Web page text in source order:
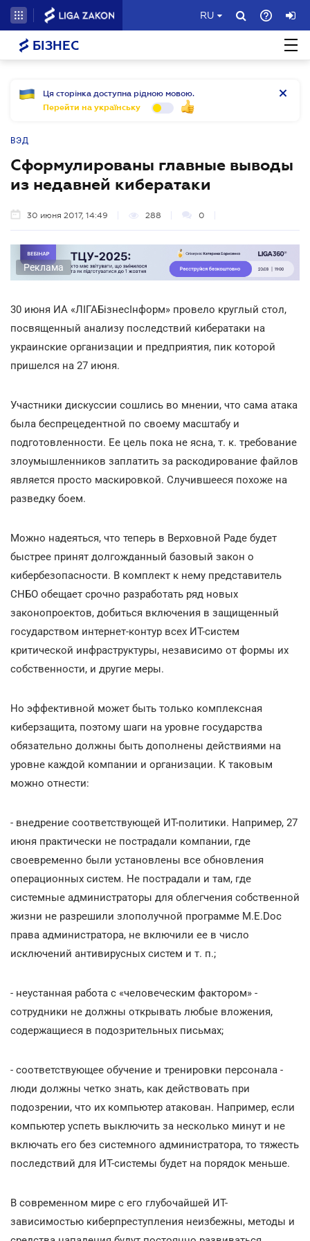
RU
БІЗНЕС
Ця сторінка доступна рідною мовою.
Перейти на українську
ВЭД
Сформулированы главные выводы
из недавней кибератаки
30 июня 2017, 14:49 288 0
Реклама
30 июня ИА «ЛІГАБізнесІнформ» провело круглый стол,
посвященный анализу последствий кибератаки на
украинские организации и предприятия, пик которой
пришелся на 27 июня.
Участники дискуссии сошлись во мнении, что сама атака
была беспрецедентной по своему масштабу и
подготовленности. Ее цель пока не ясна, т. к. требование
злоумышленников заплатить за раскодирование файлов
является просто маскировкой. Случившееся похоже на
разведку боем.
Можно надеяться, что теперь в Верховной Раде будет
быстрее принят долгожданный базовый закон о
кибербезопасности. В комплект к нему представитель
СНБО обещает срочно разработать ряд новых
законопроектов, добиться включения в защищенный
государством интернет-контур всех ИТ-систем
критической инфраструктуры, независимо от формы их
собственности, и другие меры.
Но эффективной может быть только комплексная
киберзащита, поэтому шаги на уровне государства
обязательно должны быть дополнены действиями на
уровне каждой компании и организации. К таковым
можно отнести:
- внедрение соответствующей ИТ-политики. Например, 27
июня практически не пострадали компании, где
своевременно были установлены все обновления
операционных систем. Не пострадали и там, где
системные администраторы для облегчения собственной
жизни не разрешили злополучной программе M.E.Doc
права администратора, не включили ее в число
исключений антивирусных систем и т. п.;
- неустанная работа с «человеческим фактором» -
сотрудники не должны открывать любые вложения,
содержащиеся в подозрительных письмах;
- соответствующее обучение и тренировки персонала -
люди должны четко знать, как действовать при
подозрении, что их компьютер атакован. Например, если
компьютер успеть выключить за несколько минут и не
включать его без системного администратора, то тяжесть
последствий для ИТ-системы будет на порядок меньше.
В современном мире с его глубочайшей ИТ-
зависимостью киберпреступления неизбежны, методы и